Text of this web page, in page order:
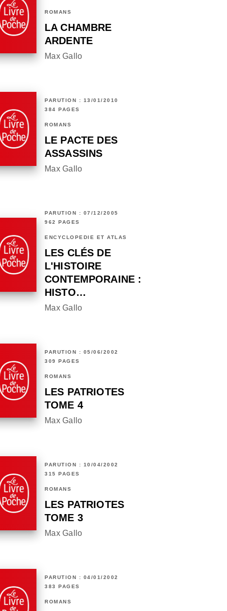
ROMANS
LA CHAMBRE
ARDENTE
Max Gallo
PARUTION : 13/01/2010
384 PAGES
ROMANS
LE PACTE DES
ASSASSINS
Max Gallo
PARUTION : 07/12/2005
962 PAGES
ENCYCLOPÉDIE ET ATLAS
LES CLÉS DE
L'HISTOIRE
CONTEMPORAINE :
HISTO…
Max Gallo
PARUTION : 05/06/2002
309 PAGES
ROMANS
LES PATRIOTES
TOME 4
Max Gallo
PARUTION : 10/04/2002
315 PAGES
ROMANS
LES PATRIOTES
TOME 3
Max Gallo
PARUTION : 04/01/2002
383 PAGES
ROMANS